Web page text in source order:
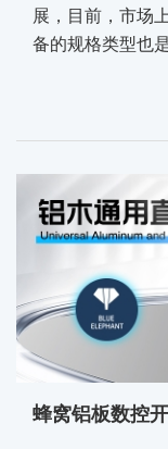
展，目前，市场
备的规格类型也
蜂窝铝板数控